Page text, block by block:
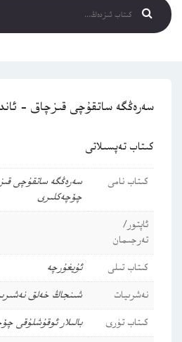
سەرەڭگە ساتقۇچى قىزچاق –
كىتاب تەپسىلاتى
كىتاب نامى
سەرەڭگە ساتقۇچى
چۆچەكلىرى
ئاپتور/
تەرجىمان
كىتاب تىلى
ئۇيغۇرچە
نەشرىيات
شىنجاڭ خەلق
كىتاب تۈرى
بالىلار ئوقۇشلۇقى